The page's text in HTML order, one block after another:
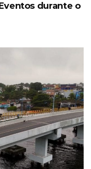
durante o